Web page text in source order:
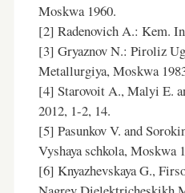
Moskwa 1960.
[2] Radenovich A.: Kem.
[3] Gryaznov N.: Piroliz
Metallurgiya, Moskwa
[4] Starovoit A., Malyi E.
2012, 1-2, 14.
[5] Pasunkov V. and
Vyshaya schkola, Moskwa
[6] Knyazhevskaya G.,